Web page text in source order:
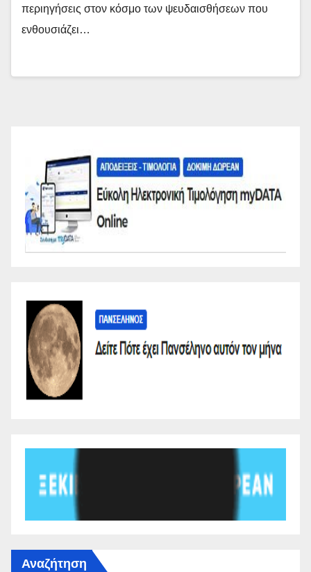
περιηγήσεις στον κόσμο των ψευδαισθήσεων που
ενθουσιάζει…
Αναζήτηση